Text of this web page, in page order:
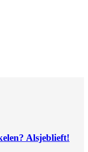
Alsjeblieft!